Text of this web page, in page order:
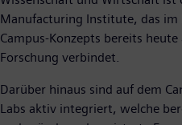
Manufacturing Institute, das im
Campus-Konzepts bereits
Forschung verbindet.
Darüber hinaus sind auf dem
Labs aktiv integriert, welche